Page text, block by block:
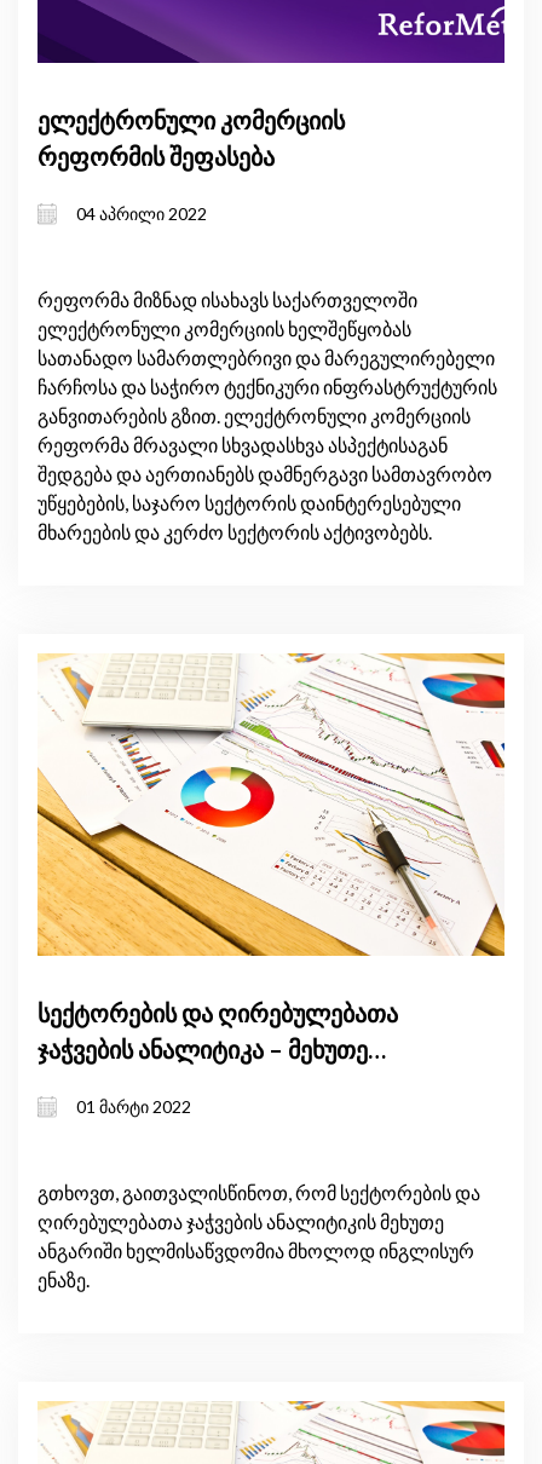
ელექტრონული კომერციის
რეფორმის შეფასება
04 აპრილი 2022
რეფორმა მიზნად ისახავს საქართველოში
ელექტრონული კომერციის ხელშეწყობას
სათანადო სამართლებრივი და მარეგულირებელი
ჩარჩოსა და საჭირო ტექნიკური ინფრასტრუქტურის
განვითარების გზით. ელექტრონული კომერციის
რეფორმა მრავალი სხვადასხვა ასპექტისაგან
შედგება და აერთიანებს დამნერგავი სამთავრობო
უწყებების, საჯარო სექტორის დაინტერესებული
მხარეების და კერძო სექტორის აქტივობებს.
სექტორების და ღირებულებათა
ჯაჭვების ანალიტიკა – მეხუთე
01 მარტი 2022
გთხოვთ, გაითვალისწინოთ, რომ სექტორების და
ღირებულებათა ჯაჭვების ანალიტიკის მეხუთე
ანგარიში ხელმისაწვდომია მხოლოდ ინგლისურ
ენაზე.